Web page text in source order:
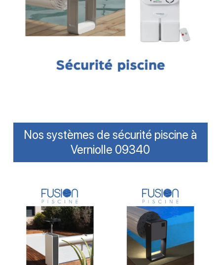
Nos systèmes de sécurité piscine à
Verniolle 09340